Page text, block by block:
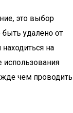
это выбор
быть удалено от
на
использования
чем проводить